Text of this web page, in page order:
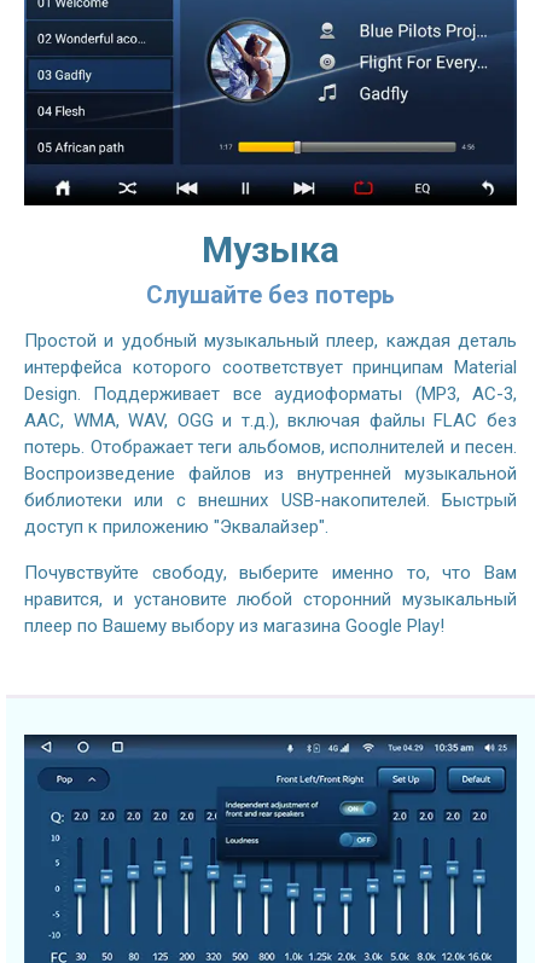
Музыка
Слушайте без потерь
Простой и удобный музыкальный плеер, каждая деталь
интерфейса которого соответствует принципам Material
Design. Поддерживает все аудиоформаты (MP3, AC-3,
AAC, WMA, WAV, OGG и т.д.), включая файлы FLAC без
потерь. Отображает теги альбомов, исполнителей и песен.
Воспроизведение файлов из внутренней музыкальной
библиотеки или с внешних USB-накопителей. Быстрый
доступ к приложению "Эквалайзер".
Почувствуйте свободу, выберите именно то, что Вам
нравится, и установите любой сторонний музыкальный
плеер по Вашему выбору из магазина Google Play!